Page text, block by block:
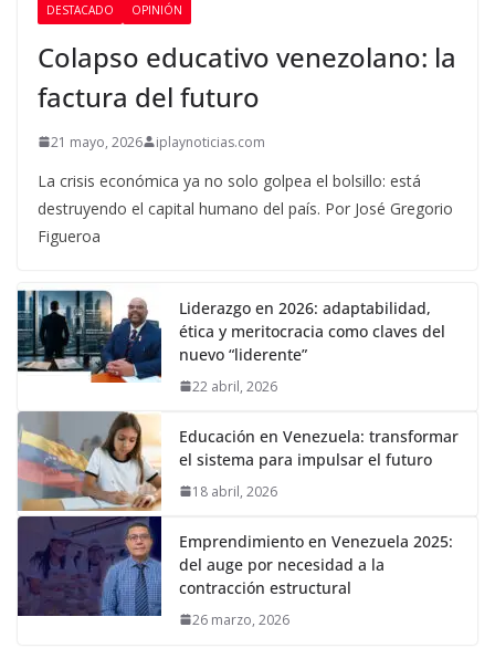
DESTACADO OPINIÓN
Colapso educativo venezolano: la
factura del futuro
21 mayo, 2026 iplaynoticias.com
La crisis económica ya no solo golpea el bolsillo: está
destruyendo el capital humano del país. Por José Gregorio
Figueroa
Liderazgo en 2026: adaptabilidad,
ética y meritocracia como claves del
nuevo “liderente”
22 abril, 2026
Educación en Venezuela: transformar
el sistema para impulsar el futuro
18 abril, 2026
Emprendimiento en Venezuela 2025:
del auge por necesidad a la
contracción estructural
26 marzo, 2026